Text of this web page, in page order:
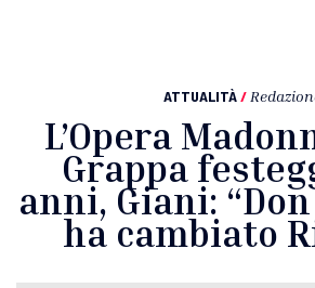
ATTUALITÀ/
L’Opera
Grappa
anni, Giani:
ha cambiato